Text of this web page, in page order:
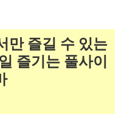
만 즐길 수 있는
즐기는 풀사이